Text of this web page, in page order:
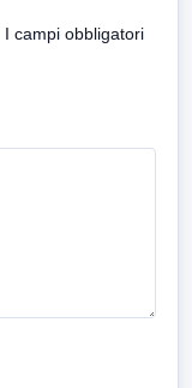
I campi obbligatori